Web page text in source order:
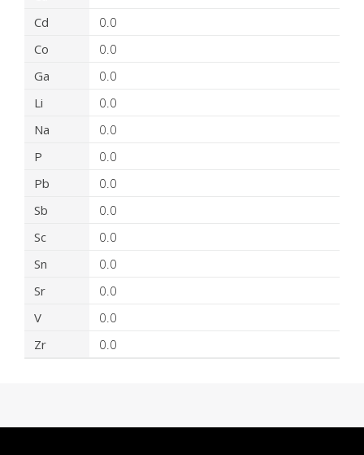
Cd
0.0
Co
0.0
Ga
0.0
Li
0.0
Na
0.0
P
0.0
Pb
0.0
Sb
0.0
Sc
0.0
Sn
0.0
Sr
0.0
V
0.0
Zr
0.0